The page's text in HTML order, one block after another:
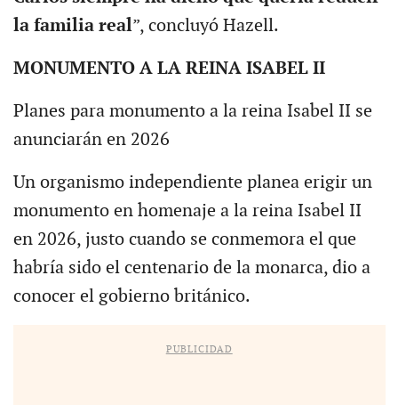
la familia real”, concluyó Hazell.
MONUMENTO A LA REINA ISABEL II
Planes para monumento a la reina Isabel II se
anunciarán en 2026
Un organismo independiente planea erigir un
monumento en homenaje a la reina Isabel II
en 2026, justo cuando se conmemora el que
habría sido el centenario de la monarca, dio a
conocer el gobierno británico.
PUBLICIDAD